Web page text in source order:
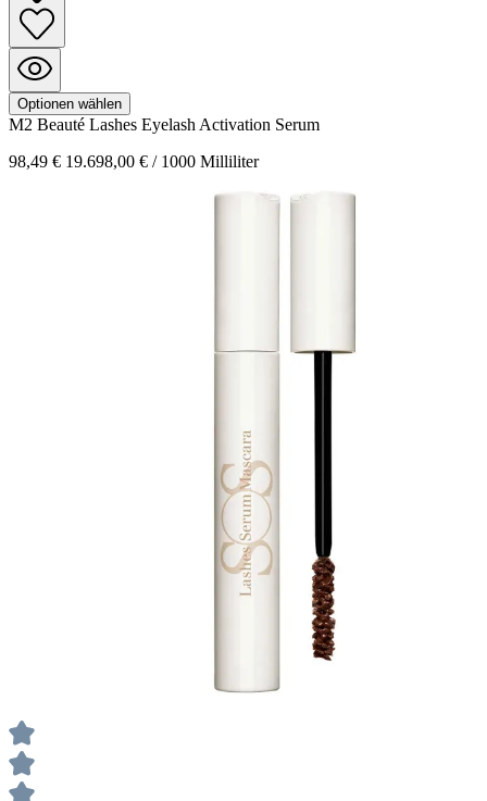
Optionen wählen
M2 Beauté Lashes Eyelash Activation Serum
98,49 € 19.698,00 € / 1000 Milliliter